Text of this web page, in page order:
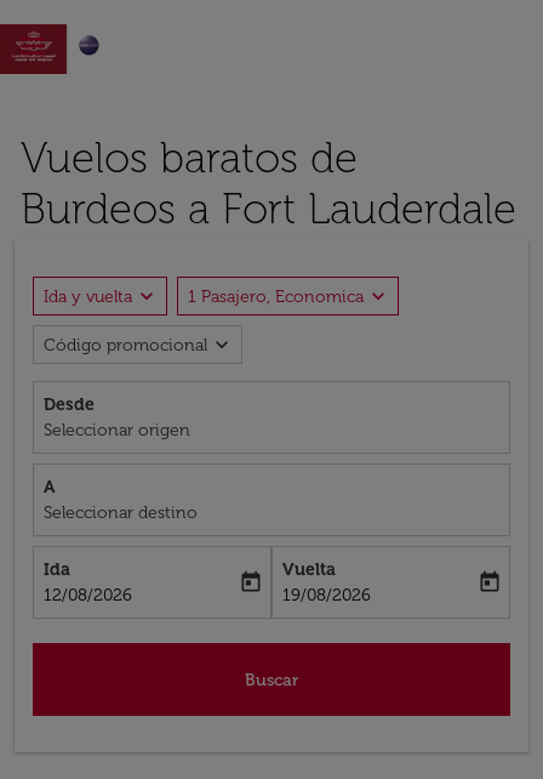

Vuelos baratos de
Burdeos a Fort Lauderdale
Ida y vuelta expand_more 1 Pasajero, Economica expand_more
Código promocional expand_more
Desde
Seleccionar origen
A
Seleccionar destino
Ida
fc-booking-departure-date-aria-label
12/08/2026
today
Vuelta
fc-booking-return-date-aria-label
19/08/2026
today
Buscar